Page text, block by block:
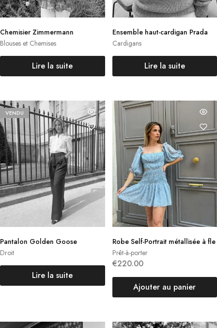
Blouses et Chemises
Chemisier Zimmermann
Lire la suite
Cardigans
Ensemble haut-cardigan Prada
Lire la suite
VENDU
Droit
Pantalon Golden Goose
Lire la suite
Prêt-à-porter
Robe Self-Portrait métallisée à fle
urs
€220.00
Ajouter au panier